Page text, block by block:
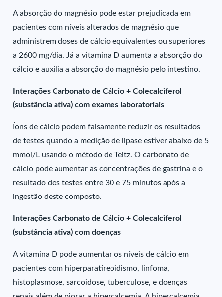
A absorção do magnésio pode estar prejudicada em
pacientes com níveis alterados de magnésio que
administrem doses de cálcio equivalentes ou superiores
a 2600 mg/dia. Já a vitamina D aumenta a absorção do
cálcio e auxilia a absorção do magnésio pelo intestino.
Interações Carbonato de Cálcio + Colecalciferol
(substância ativa) com exames laboratoriais
Íons de cálcio podem falsamente reduzir os resultados
de testes quando a medição de lipase estiver abaixo de 5
mmol/L usando o método de Teitz. O carbonato de
cálcio pode aumentar as concentrações de gastrina e o
resultado dos testes entre 30 e 75 minutos após a
ingestão deste composto.
Interações Carbonato de Cálcio + Colecalciferol
(substância ativa) com doenças
A vitamina D pode aumentar os níveis de cálcio em
pacientes com hiperparatireoidismo, linfoma,
histoplasmose, sarcoidose, tuberculose, e doenças